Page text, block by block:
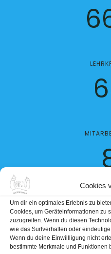
Cookies
Um dir ein optimales Erlebnis zu
Cookies, um Geräteinformationen zu
zuzugreifen. Wenn du diesen
wie das Surfverhalten oder
Wenn du deine Einwillligung nicht
bestimmte Merkmale und Funktionen